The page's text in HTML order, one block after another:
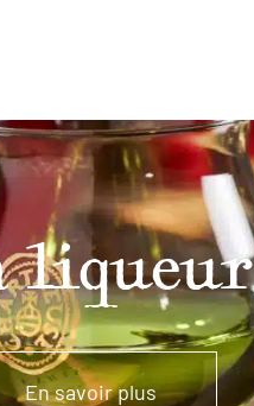
liqueur
En savoir plus